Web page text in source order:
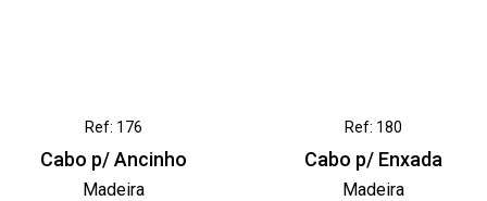
Ref: 176
Cabo p/ Ancinho
Madeira
Ref: 180
Cabo p/ Enxada
Madeira